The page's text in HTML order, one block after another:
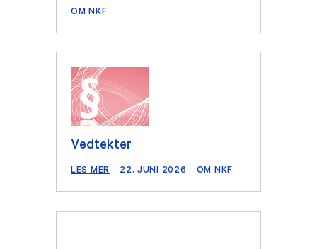
OM NKF
Vedtekter
LES MER 22. JUNI 2026 OM NKF